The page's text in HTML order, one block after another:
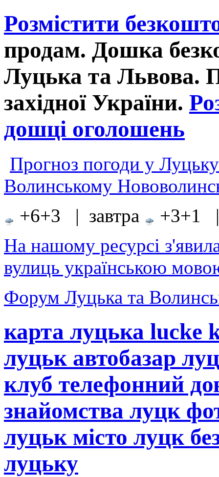
Розмістити
продам. Дошка
Луцька та Львова.
західної України.
дошці оголошень
Прогноз погоди у
Волинському
+6+3 | завтра
+3+1 |
На нашому ресурсі
вулиць українською
Форум Луцька та
карта луцька lucke
луцьк автобазар
клуб телефонний
знайомства луцк
луцьк місто луцк
луцьку